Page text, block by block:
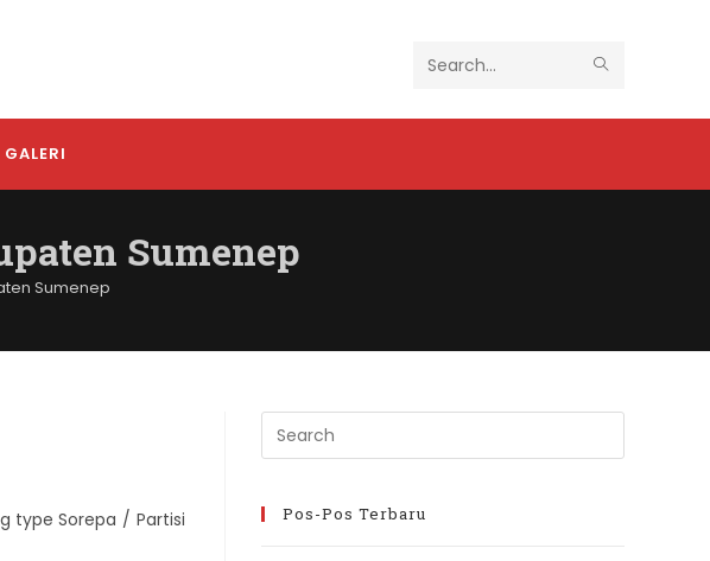
Search
this
SUBMIT
GALERI
Sumenep
Sumenep
type Sorepa / Partisi
Escape
Pos-Pos Terbaru